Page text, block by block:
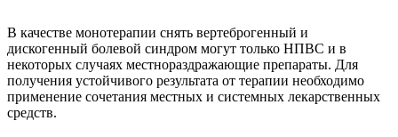
В качестве монотерапии снять вертеброгенный и
дискогенный болевой синдром могут только НПВС и в
некоторых случаях местнораздражающие препараты. Для
получения устойчивого результата от терапии необходимо
применение сочетания местных и системных лекарственных
средств.